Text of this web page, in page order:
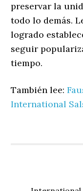
preservar la
todo lo demás.
logrado
seguir
tiempo.
También lee:
International